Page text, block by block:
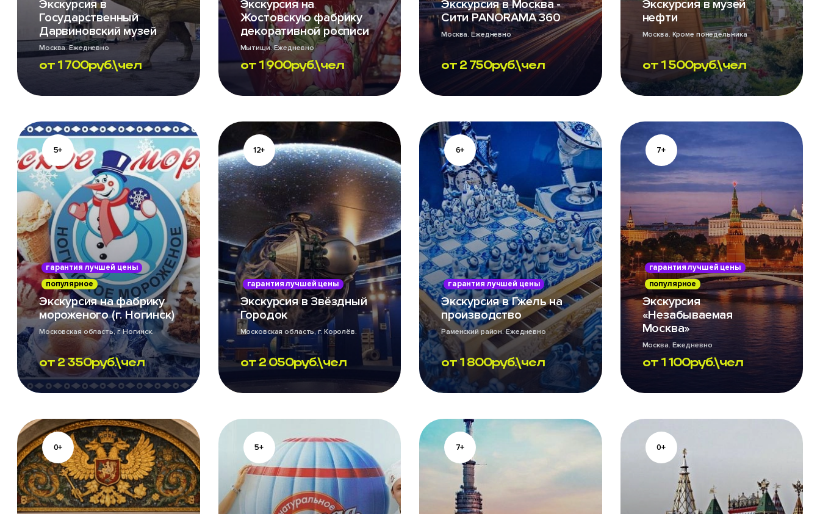
Экскурсия в
Государственный
Дарвиновский музей
Москва. Ежедневно
от 1 700руб.\чел
Экскурсия на
Жостовскую фабрику
декоративной росписи
Мытищи. Ежедневно
от 1 900руб.\чел
Экскурсия в Москва -
Сити PANORAMA 360
Москва. Ежедневно
от 2 750руб.\чел
Экскурсия в музей
нефти
Москва. Кроме понедельника
от 1 500руб.\чел
гарантия лучшей цены
популярное
5+
Экскурсия на фабрику
мороженого (г. Ногинск)
Московская область, г. Ногинск.
Ежедневно кроме воскресенья и
понедельника
от 2 350руб.\чел
гарантия лучшей цены
12+
Экскурсия в Звёздный
Городок
Московская область, г. Королёв.
Ежедневно
от2 050руб.\чел
гарантия лучшей цены
6+
Экскурсия в Гжель на
производство
Раменский район. Ежедневно
от 1 800руб.\чел
гарантия лучшей цены
популярное
7+
Экскурсия
«Незабываемая
Москва»
Москва. Ежедневно
от 1 100руб.\чел
0+ 5+ 7+ 0+